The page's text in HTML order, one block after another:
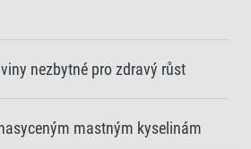
nezbytné pro zdravý růst
mastným kyselinám